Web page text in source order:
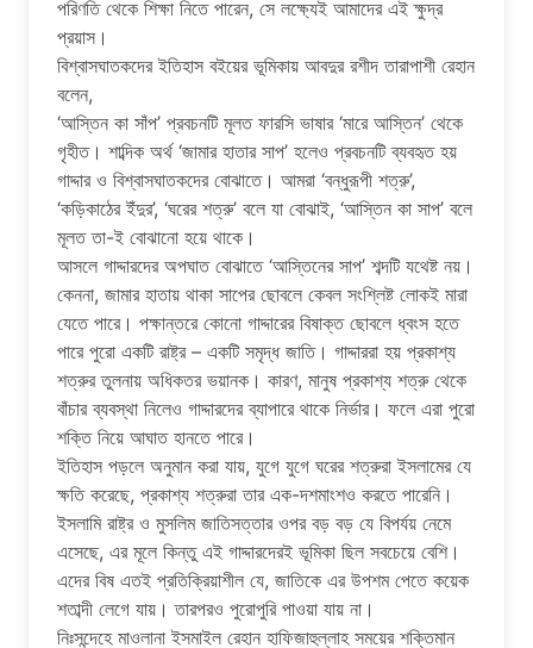
পরিণতি থেকে শিক্ষা নিতে পারেন, সে লক্ষ্যেই আমাদের এই ক্ষুদ্র
প্রয়াস।
বিশ্বাসঘাতকদের ইতিহাস বইয়ের ভূমিকায় আবদুর রশীদ তারাপাশী রেহান
বলেন,
‘আস্তিন কা সাঁপ’ প্রবচনটি মূলত ফারসি ভাষার ‘মারে আস্তিন’ থেকে
গৃহীত। শাব্দিক অর্থ ‘জামার হাতার সাপ’ হলেও প্রবচনটি ব্যবহৃত হয়
গাদ্দার ও বিশ্বাসঘাতকদের বোঝাতে। আমরা ‘বন্ধুরূপী শত্রু’,
‘কড়িকাঠের ইঁদুর’, ‘ঘরের শত্রু’ বলে যা বোঝাই, ‘আস্তিন কা সাপ’ বলে
মূলত তা-ই বোঝানো হয়ে থাকে।
আসলে গাদ্দারদের অপঘাত বোঝাতে ‘আস্তিনের সাপ’ শব্দটি যথেষ্ট নয়।
কেননা, জামার হাতায় থাকা সাপের ছোবলে কেবল সংশ্লিষ্ট লোকই মারা
যেতে পারে। পক্ষান্তরে কোনো গাদ্দারের বিষাক্ত ছোবলে ধ্বংস হতে
পারে পুরো একটি রাষ্ট্র – একটি সমৃদ্ধ জাতি। গাদ্দাররা হয় প্রকাশ্য
শত্রুর তুলনায় অধিকতর ভয়ানক। কারণ, মানুষ প্রকাশ্য শত্রু থেকে
বাঁচার ব্যবস্থা নিলেও গাদ্দারদের ব্যাপারে থাকে নির্ভার। ফলে এরা পুরো
শক্তি নিয়ে আঘাত হানতে পারে।
ইতিহাস পড়লে অনুমান করা যায়, যুগে যুগে ঘরের শত্রুরা ইসলামের যে
ক্ষতি করেছে, প্রকাশ্য শত্রুরা তার এক-দশমাংশও করতে পারেনি।
ইসলামি রাষ্ট্র ও মুসলিম জাতিসত্তার ওপর বড় বড় যে বিপর্যয় নেমে
এসেছে, এর মূলে কিন্তু এই গাদ্দারদেরই ভূমিকা ছিল সবচেয়ে বেশি।
এদের বিষ এতই প্রতিক্রিয়াশীল যে, জাতিকে এর উপশম পেতে কয়েক
শতাব্দী লেগে যায়। তারপরও পুরোপুরি পাওয়া যায় না।
নিঃসন্দেহে মাওলানা ইসমাইল রেহান হাফিজাহুল্লাহ সময়ের শক্তিমান